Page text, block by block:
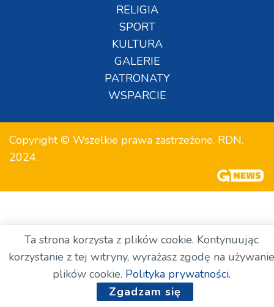
RELIGIA
SPORT
KULTURA
GALERIE
PATRONATY
WSPARCIE
Copyright © Wszelkie prawa zastrzeżone. RDN.
2024.
Ta strona korzysta z plików cookie. Kontynuując
korzystanie z tej witryny, wyrażasz zgodę na używanie
plików cookie. Polityka prywatności.
Zgadzam się